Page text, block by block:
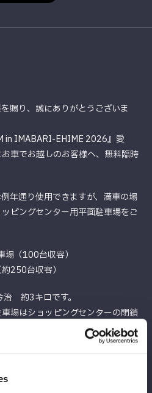
賜り、誠にありがとうございま
in IMABARI-EHIME 2026』愛
車でお越しのお客様へ、無料臨時
年通り使用できますが、満車の場
ピングセンター用平面駐車場をご
場（100台収容）
250台収容）
約3キロです。
場はショッピングセンターの閉鎖
め上記の臨時駐車場のご利用をお
ことをご理解、ご了承の上で利用